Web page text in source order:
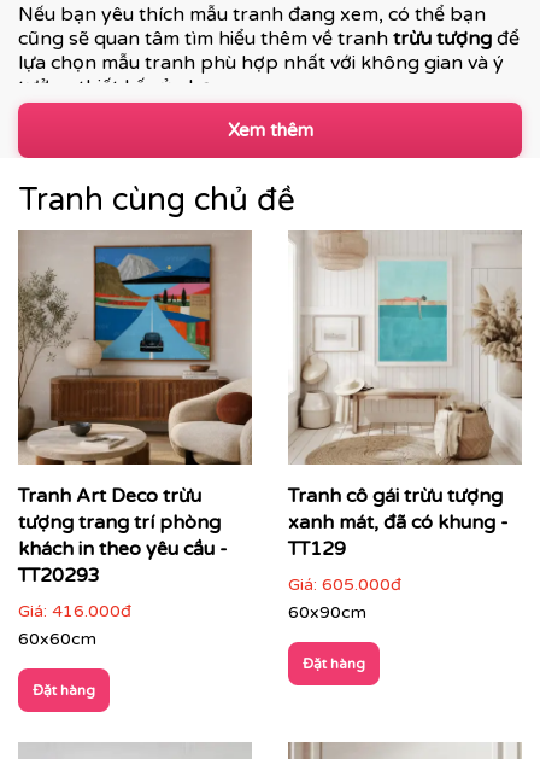
Nếu bạn yêu thích mẫu tranh đang xem, có thể bạn
cũng sẽ quan tâm tìm hiểu thêm về tranh trừu tượng để
lựa chọn mẫu tranh phù hợp nhất với không gian và ý
tưởng thiết kế của bạn.
Khám phá thêm bộ sưu tập tranh tranh trừu tượng
tại Printek
Tranh trừu tượng – ngôn ngữ cảm xúc cho không gian
Tranh trừu tượngkhông mô tả thế giới theo hình khối
cụ thể, mà truyền tải cảm xúc, nhịp điệu và chiều sâu
thông qua màu sắc, đường nét và bố cục. Đây là dòng
tranh được ưa chuộng trong các không gian hiện đại,
cao cấp – nơi nghệ thuật trở thành tuyên ngôn thẩm
mỹ
và cá tính của gia chủ hay thương hiệu.
Xem thêm
Tranh cùng chủ đề
Tranh Art Deco trừu
tượng trang trí phòng
khách in theo yêu cầu -
TT20293
Giá: 416.000đ
60x60cm
Đặt hàng
Tranh cô gái trừu tượng
xanh mát, đã có khung -
TT129
Giá: 605.000đ
60x90cm
Đặt hàng